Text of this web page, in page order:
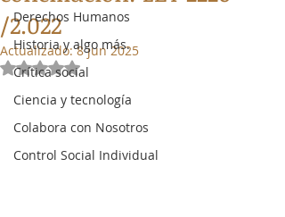
Derechos Humanos
Historia y algo más.
Crítica social
Ciencia y tecnología
Colabora con Nosotros
Control Social Individual
/2.022
Actualizado:8 jun 2025
Obtuvo NaN de 5 estrellas.